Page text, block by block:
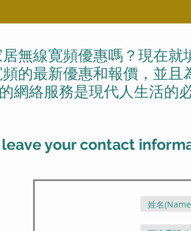
無線寛頻優惠嗎？現在
的最新優惠和報價，並且
網絡服務是現代人生活的
leave your contact